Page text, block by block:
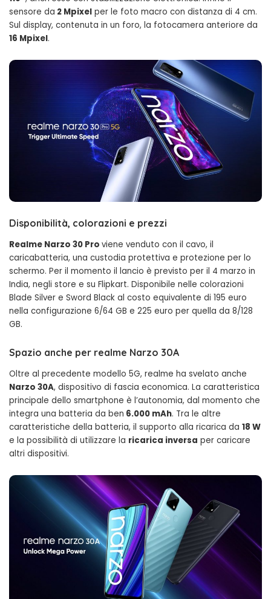
sensore da 2 Mpixel per le foto macro con distanza di 4 cm.
Sul display, contenuta in un foro, la fotocamera anteriore da
16 Mpixel.
Disponibilità, colorazioni e prezzi
Realme Narzo 30 Pro viene venduto con il cavo, il
caricabatteria, una custodia protettiva e protezione per lo
schermo. Per il momento il lancio è previsto per il 4 marzo in
India, negli store e su Flipkart. Disponibile nelle colorazioni
Blade Silver e Sword Black al costo equivalente di 195 euro
nella configurazione 6/64 GB e 225 euro per quella da 8/128
GB.
Spazio anche per realme Narzo 30A
Oltre al precedente modello 5G, realme ha svelato anche
Narzo 30A, dispositivo di fascia economica. La caratteristica
principale dello smartphone è l’autonomia, dal momento che
integra una batteria da ben 6.000 mAh. Tra le altre
caratteristiche della batteria, il supporto alla ricarica da 18 W
e la possibilità di utilizzare la ricarica inversa per caricare
altri dispositivi.